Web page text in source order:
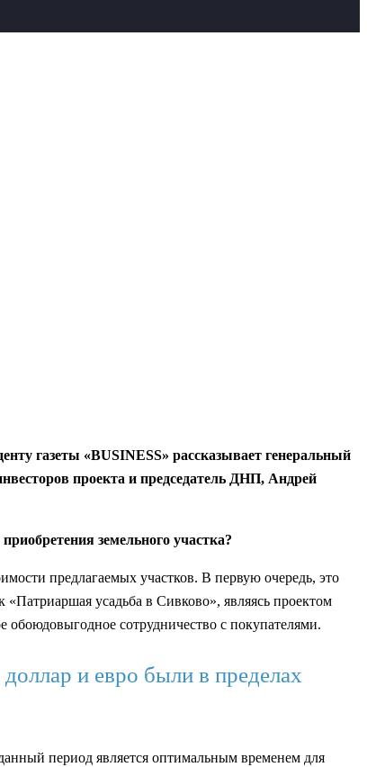
газеты «BUSINESS» рассказывает генеральный
проекта и председатель ДНП, Андрей
земельного участка?
предлагаемых участков. В первую очередь, это
усадьба в Сивково», являясь проектом
сотрудничество с покупателями.
и евро были в пределах
период является оптимальным временем для